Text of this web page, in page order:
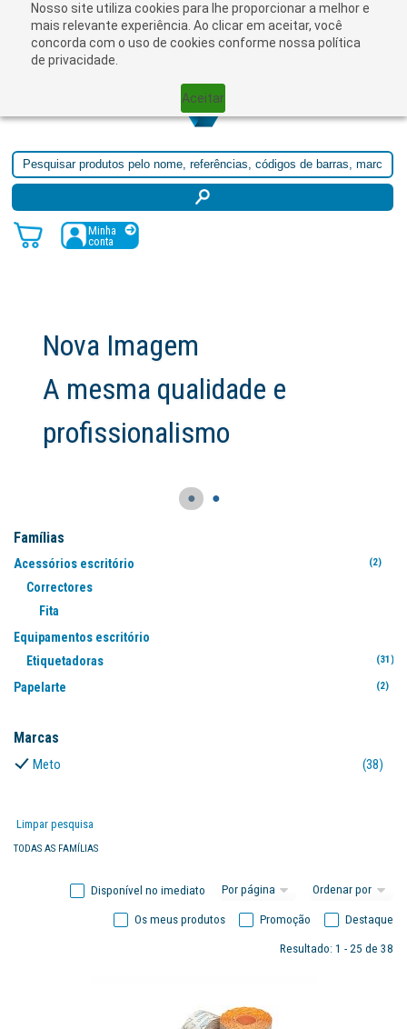
Nosso site utiliza cookies para lhe proporcionar a melhor e
mais relevante experiência. Ao clicar em aceitar, você
concorda com o uso de cookies conforme nossa política
de privacidade.
Aceitar
Minha
conta
● ●
Famílias
Acessórios escritório (2)
Correctores
Fita
Equipamentos escritório
Etiquetadoras
(31)
Papelarte (2)
Marcas
Meto (38)
Limpar pesquisa
TODAS AS FAMÍLIAS
Disponível no imediato
Destaque
Promoção
Os meus produtos
Resultado: 1 - 25 de 38